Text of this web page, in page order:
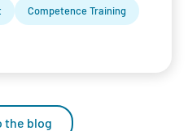
Competence Training
the blog